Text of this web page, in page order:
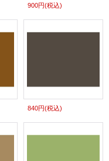
900円(税込)
840円(税込)